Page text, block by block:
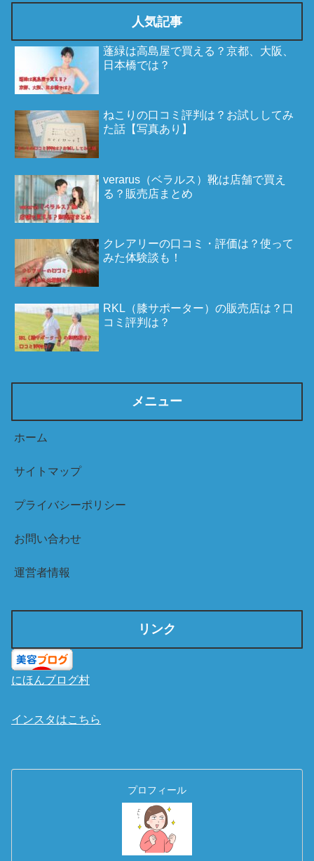
人気記事
蓬緑は高島屋で買える？京都、大阪、
日本橋では？
ねこりの口コミ評判は？お試ししてみ
た話【写真あり】
verarus（ベラルス）靴は店舗で買え
る？販売店まとめ
クレアリーの口コミ・評価は？使って
みた体験談も！
RKL（膝サポーター）の販売店は？口
コミ評判は？
メニュー
ホーム
サイトマップ
プライバシーポリシー
お問い合わせ
運営者情報
リンク
にほんブログ村
インスタはこちら
プロフィール